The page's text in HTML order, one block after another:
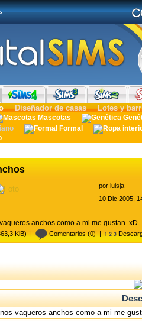
Diseñador de casas Lotes y
Mascotas
Formal
por luisja
10 Dic 2005,
anchos como a mi me gustan. xD
KiB) | Comentarios (0) |
vaqueros anchos como a mi me